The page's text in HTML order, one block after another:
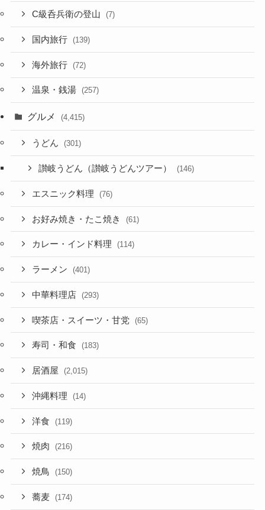
C級呑兵衛の登山 (7)
国内旅行 (139)
海外旅行 (72)
温泉・銭湯 (257)
グルメ (4,415)
うどん (301)
讃岐うどん（讃岐うどんツアー） (146)
エスニック料理 (76)
お好み焼き・たこ焼き (61)
カレー・インド料理 (114)
ラーメン (401)
中華料理店 (293)
喫茶店・スイーツ・甘党 (65)
寿司・和食 (183)
居酒屋 (2,015)
沖縄料理 (14)
洋食 (119)
焼肉 (216)
焼鳥 (150)
蕎麦 (174)